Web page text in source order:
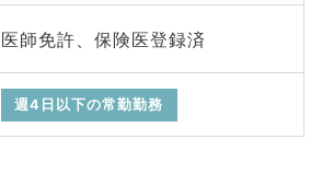
医師免許、保険医登録済
週4日以下の常勤勤務